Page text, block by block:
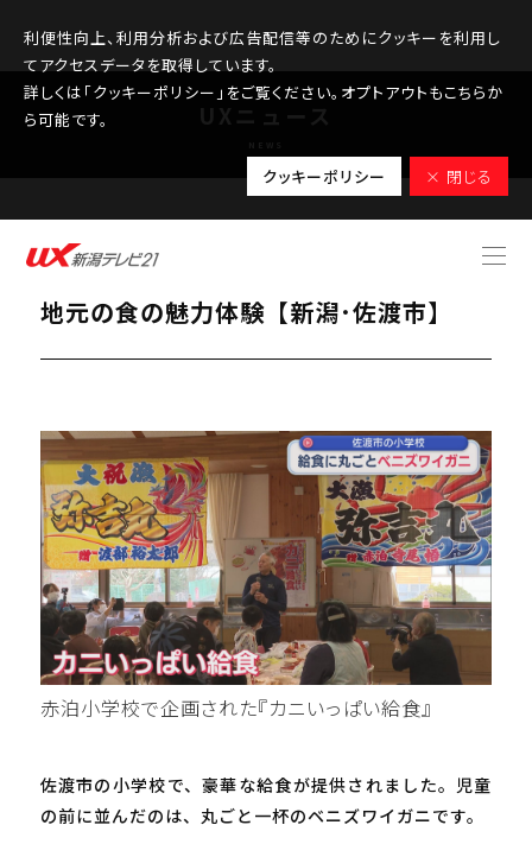
利便性向上、利用分析および広告配信等のためにクッキーを利用し
てアクセスデータを取得しています。
詳しくは「クッキーポリシー」をご覧ください。オプトアウトもこちらか
ら可能です。
クッキーポリシー × 閉じる
2026.03.20
給食にまるごと一杯「ベニズワイガニ」
地元の食の魅力体験【新潟･佐渡市】
赤泊小学校で企画された『カニいっぱい給食』
佐渡市の小学校で、豪華な給食が提供されました。児童
の前に並んだのは、丸ごと一杯のベニズワイガニです。